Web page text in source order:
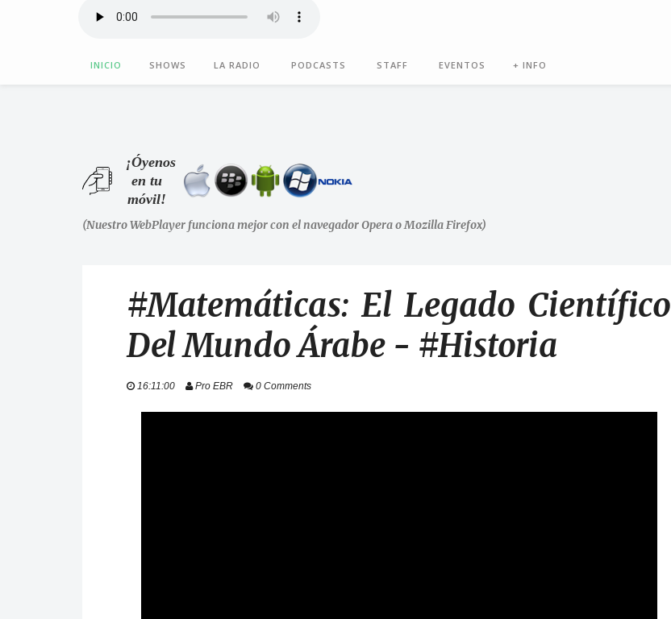
INICIO SHOWS LA RADIO PODCASTS STAFF EVENTOS + INFO
¡Óyenos
en tu
móvil!
(Nuestro WebPlayer funciona mejor con el navegador Opera o Mozilla Firefox)
#Matemáticas: El Legado Científico
Del Mundo Árabe - #Historia
16:11:00 Pro EBR 0 Comments